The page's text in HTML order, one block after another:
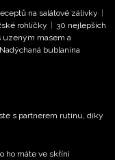
s.r.o. bude s
a
a exkluzivní
podleZásad ochrany
na salátové zálivky |
rohlíčky | 30 nejlepších
uzeným masem a
Nadýchaná bublanina
s partnerem rutinu, díky
ho máte ve skříni